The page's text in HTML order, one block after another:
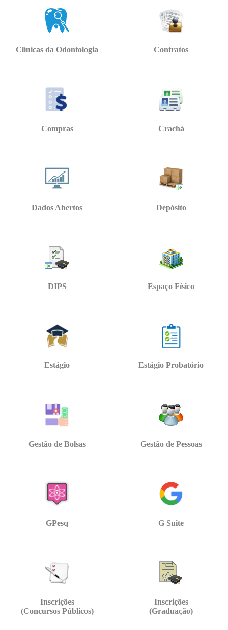
Clínicas da Odontologia Contratos
Compras Crachá
Dados Abertos Depósito
DIPS Espaço Físico
Estágio Estágio Probatório
Gestão de Bolsas Gestão de Pessoas
GPesq G Suite
Inscrições
(Concursos Públicos)
Inscrições
(Graduação)